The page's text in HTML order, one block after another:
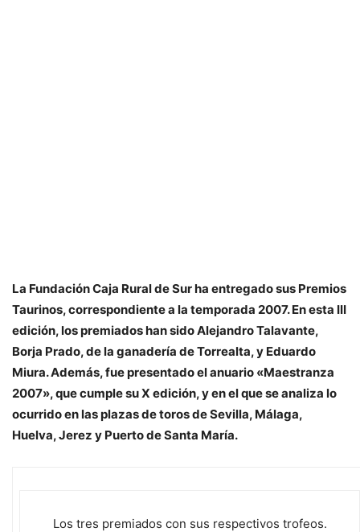
La Fundación Caja Rural de Sur ha entregado sus Premios
Taurinos, correspondiente a la temporada 2007. En esta III
edición, los premiados han sido Alejandro Talavante,
Borja Prado, de la ganadería de Torrealta, y Eduardo
Miura. Además, fue presentado el anuario «Maestranza
2007», que cumple su X edición, y en el que se analiza lo
ocurrido en las plazas de toros de Sevilla, Málaga,
Huelva, Jerez y Puerto de Santa María.
Los tres premiados con sus respectivos trofeos.